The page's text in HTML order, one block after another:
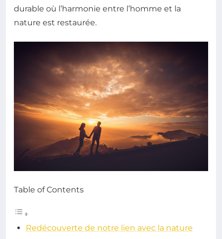
durable où l’harmonie entre l’homme et la
nature est restaurée.
Table of Contents
Redécouverte de notre lien avec la nature